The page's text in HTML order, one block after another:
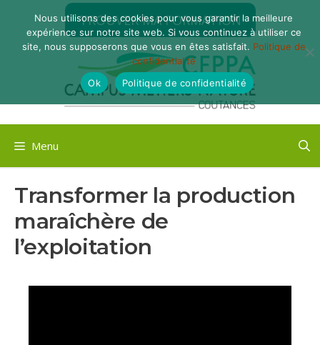
contenu
TROUVER MA FORMATION
Menu
Transformer la production
maraîchère de
l’exploitation
Nous utilisons des cookies pour vous garantir la meilleure
expérience sur notre site web. Si vous continuez à utiliser ce
site, nous supposerons que vous en êtes satisfait. Politique de
confidentialité
Ok
Politique de confidentialité